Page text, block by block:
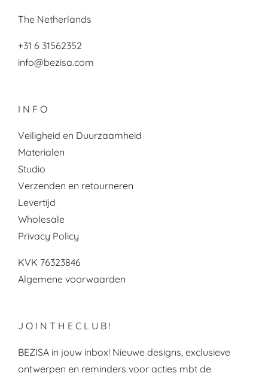
The Netherlands
+31 6 31562352
info@bezisa.com
I N F O
Veiligheid en Duurzaamheid
Materialen
Studio
Verzenden en retourneren
Levertijd
Wholesale
Privacy Policy
KVK 76323846
Algemene voorwaarden
J O I N T H E C L U B !
BEZISA in jouw inbox! Nieuwe designs, exclusieve
ontwerpen en reminders voor acties mbt de